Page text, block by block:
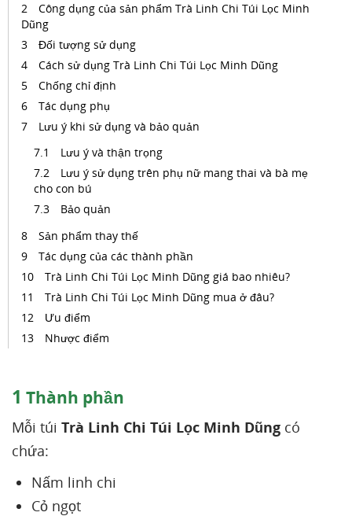
Công dụng của sản phẩm Trà Linh Chi Túi Lọc Minh
Dũng
Đối tượng sử dụng
Cách sử dụng Trà Linh Chi Túi Lọc Minh Dũng
Chống chỉ định
Tác dụng phụ
Lưu ý khi sử dụng và bảo quản
Lưu ý và thận trọng
Lưu ý sử dụng trên phụ nữ mang thai và bà mẹ
cho con bú
Bảo quản
Sản phẩm thay thế
Tác dụng của các thành phần
Trà Linh Chi Túi Lọc Minh Dũng giá bao nhiêu?
Trà Linh Chi Túi Lọc Minh Dũng mua ở đâu?
Ưu điểm
Nhược điểm
1 Thành phần
Mỗi túi Trà Linh Chi Túi Lọc Minh Dũng có
chứa:
Nấm linh chi
Cỏ ngọt